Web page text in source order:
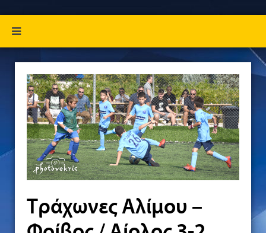
Τράχωνες Αλίμου –